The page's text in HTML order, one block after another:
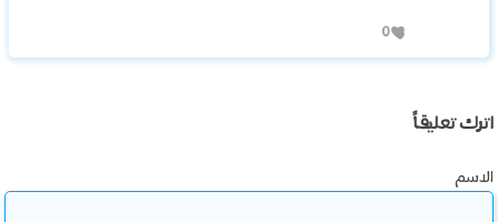
0
اترك تعليقاً
الاسم